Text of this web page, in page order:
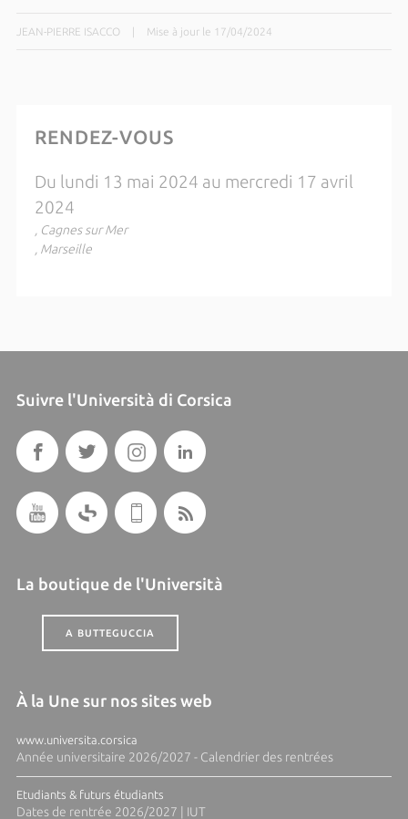
JEAN-PIERRE ISACCO Mise à jour le 17/04/2024
RENDEZ-VOUS
Du lundi 13 mai 2024 au mercredi 17 avril
2024
, Cagnes sur Mer
, Marseille
Suivre l'Università di Corsica
La boutique de l'Università
A BUTTEGUCCIA
À la Une sur nos sites web
www.universita.corsica
Année universitaire 2026/2027 - Calendrier des rentrées
Etudiants & futurs étudiants
Dates de rentrée 2026/2027 | IUT